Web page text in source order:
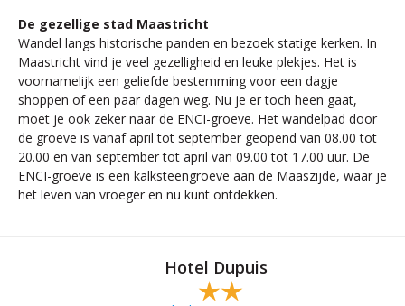
De gezellige stad Maastricht
Wandel langs historische panden en bezoek statige kerken. In
Maastricht vind je veel gezelligheid en leuke plekjes. Het is
voornamelijk een geliefde bestemming voor een dagje
shoppen of een paar dagen weg. Nu je er toch heen gaat,
moet je ook zeker naar de ENCI-groeve. Het wandelpad door
de groeve is vanaf april tot september geopend van 08.00 tot
20.00 en van september tot april van 09.00 tot 17.00 uur. De
ENCI-groeve is een kalksteengroeve aan de Maaszijde, waar je
het leven van vroeger en nu kunt ontdekken.
Hotel Dupuis